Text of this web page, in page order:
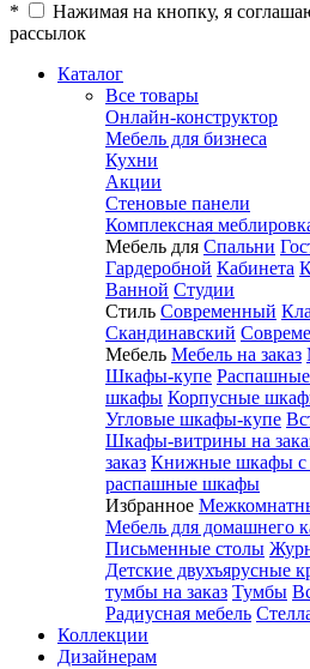
*
Нажимая на кнопку, я
рассылок
Каталог
Все товары
Онлайн-конструктор
Мебель для бизнеса
Кухни
Акции
Стеновые панели
Комплексная
Мебель для Спальни
Гардеробной Кабинета
Ванной Студии
Стиль Современный
Скандинавский
Мебель Мебель на заказ
Шкафы-купе
шкафы Корпусные
Угловые шкафы-купе
Шкафы-витрины на
заказ Книжные шкафы с
распашные шкафы
Избранное
Мебель для домашнего
Письменные столы
Детские двухъярусные
тумбы на заказ Тумбы
Радиусная мебель
Коллекции
Дизайнерам